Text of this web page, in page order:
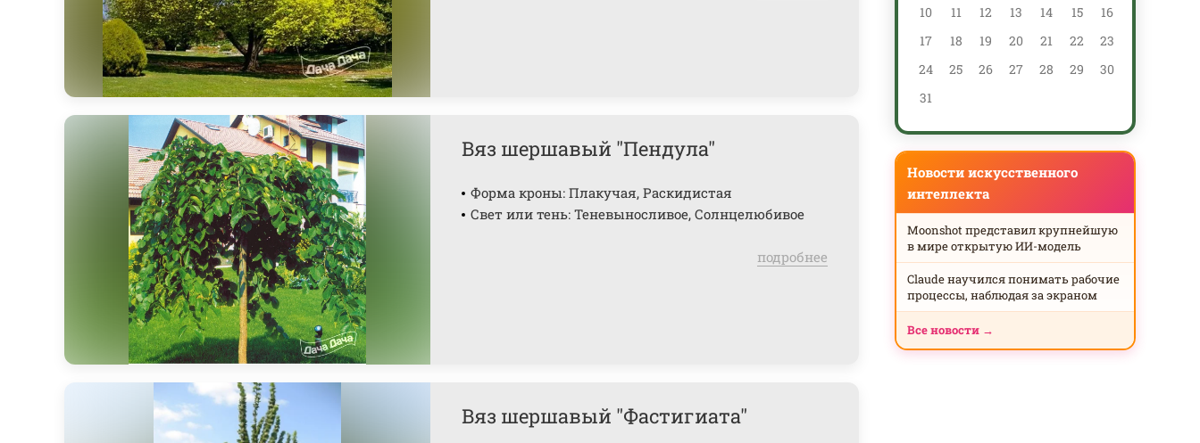
Вяз шершавый "Пендула"
Форма кроны: Плакучая, Раскидистая
Свет или тень: Теневыносливое, Солнцелюбивое
подробнее
Вяз шершавый "Фастигиата"
10
11 12 13 14 15
16
17
18 19 20 21 22
23
24
25 26 27 28 29
30
31
Новости искусственного
интеллекта
Moonshot представил крупнейшую
в мире открытую ИИ-модель
Claude научился понимать рабочие
процессы, наблюдая за экраном
Все новости →